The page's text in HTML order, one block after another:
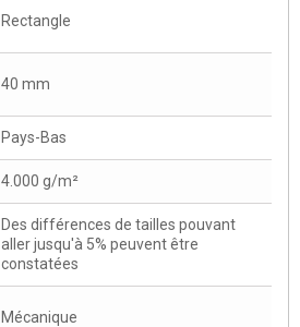
Rectangle
40 mm
Pays-Bas
4.000 g/m²
Des différences de tailles pouvant
aller jusqu'à 5% peuvent être
constatées
Mécanique